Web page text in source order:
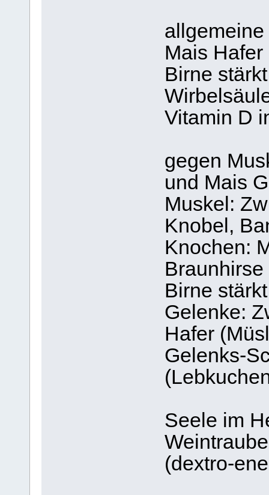
Mais
Birne
Vitamin D
gegen
und Mais
Muskel:
Knobel,
Knochen:
Birne
Gelenke:
Hafer
Gelenks-
Seele im
(dextro-